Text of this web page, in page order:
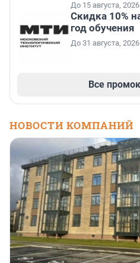
До 15 августа, 2026
Скидка 10%
год обучения
До 31 августа, 2026
Все
НОВОСТИ КОМПАНИЙ